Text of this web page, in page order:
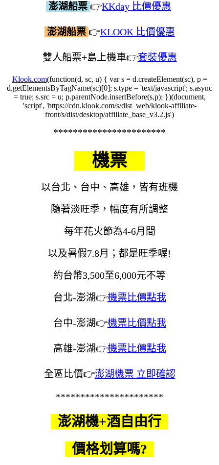
澎湖船票 👉KKday 比價優惠
澎湖船票 👉KLOOK 比價優惠
雙人船票+島上機車👉套裝優惠
Klook.com(function(d, sc, u) { var s = d.createElement(sc), p =
d.getElementsByTagName(sc)[0]; s.type = 'text/javascript'; s.async
= true; s.src = u; p.parentNode.insertBefore(s,p); })(document,
'script', 'https://cdn.klook.com/s/dist_web/klook-affiliate-
front/s/dist/desktop/affiliate_base_v3.2.js')
***********************
機票
以台北、台中、高雄，皆有班機
隨著淡旺季，幅度有所調整
每年花火節為4-6月間
以及暑假7.8月；都是旺季喔!
約台幣3,500至6,000元不等
台北-澎湖👉機票比價點我
台中-澎湖👉機票比價點我
高雄-澎湖👉機票比價點我
全區比價👉澎湖機票 立即確認
**********************
澎湖機+酒自由行
價格划算嗎?